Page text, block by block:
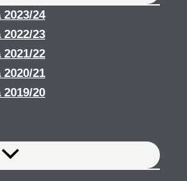
24
23
22
21
20